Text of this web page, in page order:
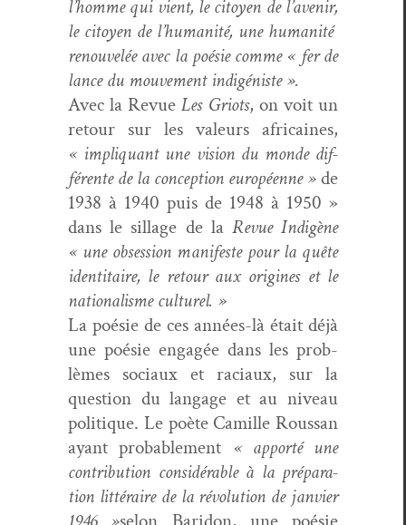
l’homme qui vient, le citoyen de l’avenir,
le citoyen de l’hu­man­ité, une human­ité
renou­velée avec la poésie comme « fer de
lance du mou­ve­ment indigéniste ».
Avec la Revue Les Gri­ots, on voit un
retour sur les valeurs africaines,
« impli­quant une vision du monde dif­
férente de la con­cep­tion européenne »de
1938 à 1940 puis de 1948 à 1950 »
dans le sil­lage de laRevue Indigène
« une obses­sion man­i­feste pour la quête
iden­ti­taire, le retour aux orig­ines et le
nation­al­isme culturel. »
La poésie de ces années-là était déjà
une poésie engagée dans les prob­
lèmes soci­aux et raci­aux, sur la
ques­tion du lan­gage et au niveau
poli­tique. Le poète Camille Rous­san
ayant prob­a­ble­ment « apporté une
con­tri­bu­tion con­sid­érable à la pré­pa­ra­
tion lit­téraire de la révo­lu­tion de jan­vi­er